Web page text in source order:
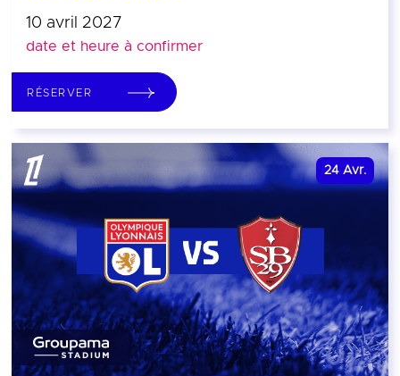
10 avril 2027
date et heure à confirmer
RÉSERVER
24 Avr.